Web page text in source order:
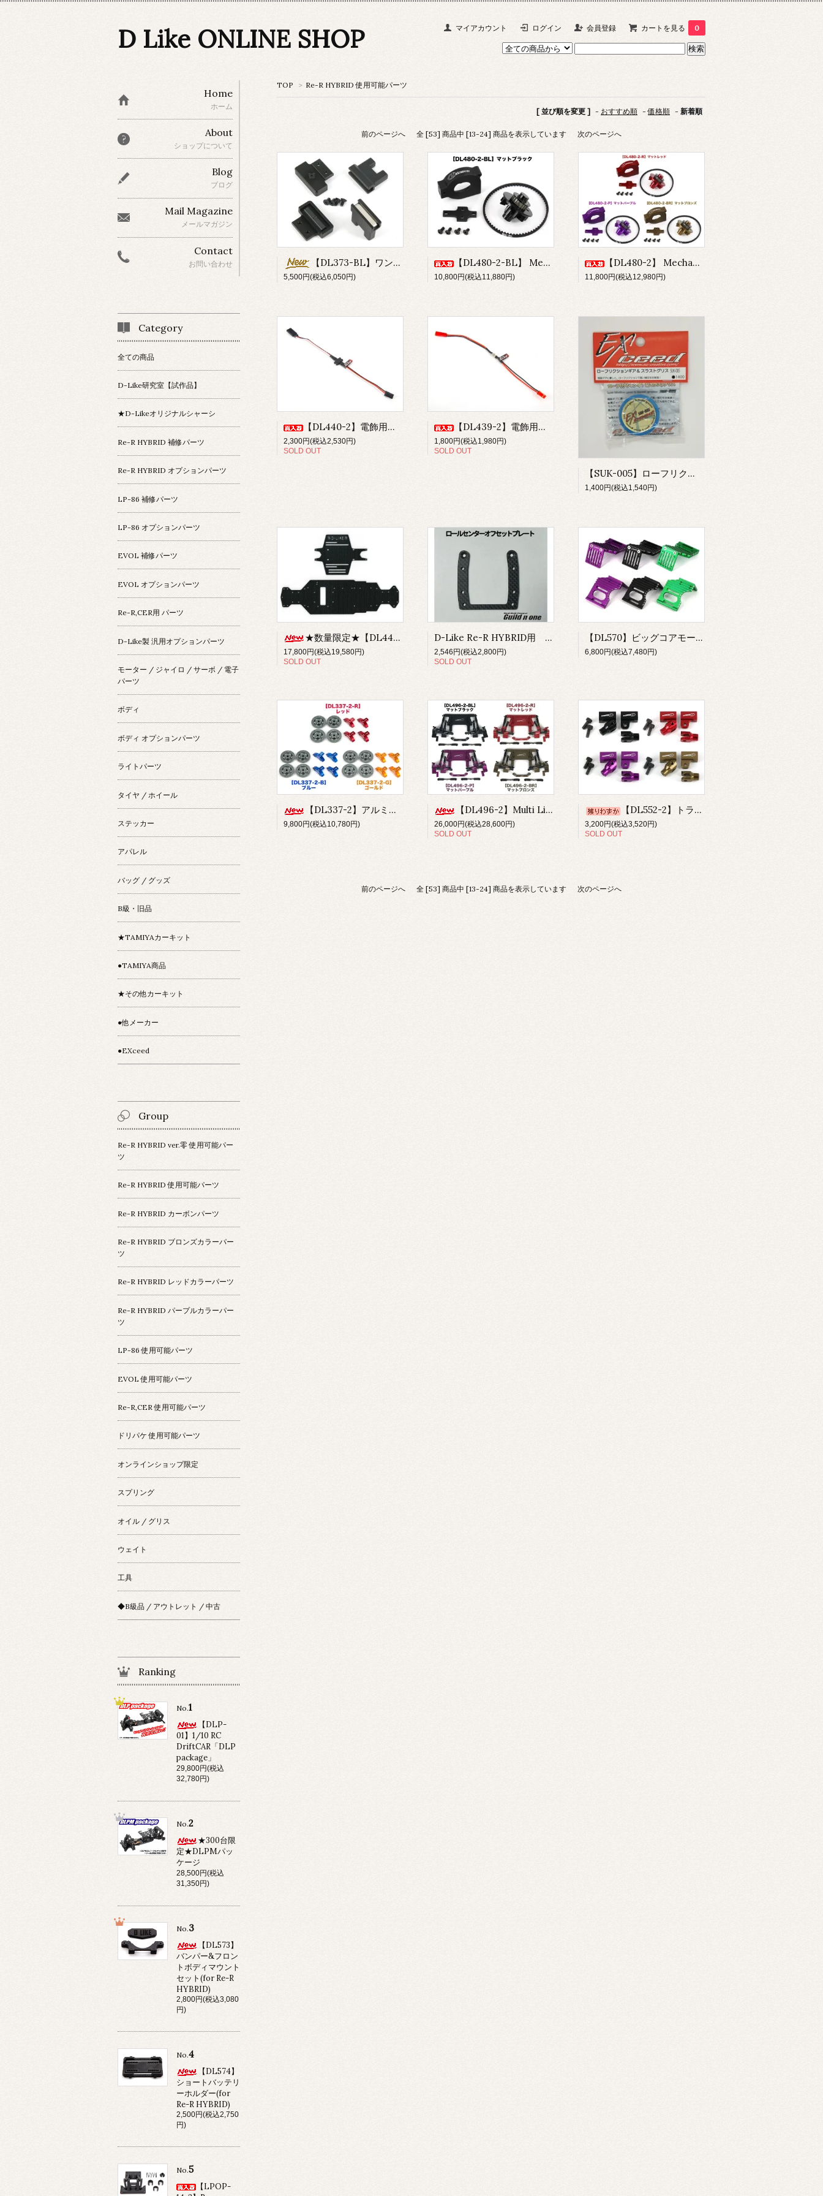
マイアカウント ログイン 会員登録 カートを見る 0
D Like ONLINE SHOP
TOP > Re-R HYBRID 使用可能パーツ
[ 並び順を変更 ] - おすすめ順 -価格順 - 新着順
前のページへ 全 [53] 商品中 [13-24] 商品を表示しています 次のページへ
【DL373-BL】ワンタッチバッテリーホルダー ver.2 マグネットポスト(マットブラック)
5,500円(税込6,050円)
【DL480-2-BL】 Mechanical Turbo Fan ver.2 (Matte Black)
10,800円(税込11,880円)
【DL480-2】 Mechanical Turbo Fan ver.2
11,800円(税込12,980円)
【DL440-2】電飾用マグネットハーネス 3P
2,300円(税込2,530円)
SOLD OUT
【DL439-2】電飾用マグネットハーネス 2P
1,800円(税込1,980円)
SOLD OUT
【SUK-005】ローフリクションギヤ&スラストグリス
1,400円(税込1,540円)
★数量限定★【DL449】メインシャーシ(ver.Zero)(-9mmショート)
17,800円(税込19,580円)
SOLD OUT
D-Like Re-R HYBRID用 ロールセンターオフセットプレート
2,546円(税込2,800円)
SOLD OUT
【DL570】ビッグコアモーターマウント&ファンベース ver.2
6,800円(税込7,480円)
【DL337-2】アルミ製 キャリパー&ローターハブ【ロゴ有り】
9,800円(税込10,780円)
【DL496-2】Multi Link Type-N
26,000円(税込28,600円)
SOLD OUT
【DL552-2】トライアングルアームブロック ver.2
3,200円(税込3,520円)
SOLD OUT
前のページへ 全 [53] 商品中 [13-24] 商品を表示しています 次のページへ
Home
ホーム
About
ショップについて
Blog
ブログ
Mail Magazine
メールマガジン
Contact
お問い合わせ
Category
全ての商品
D-Like研究室【試作品】
★D-Likeオリジナルシャーシ
Re-R HYBRID 補修パーツ
Re-R HYBRID オプションパーツ
LP-86 補修パーツ
LP-86 オプションパーツ
EVOL 補修パーツ
EVOL オプションパーツ
Re-R,CER用 パーツ
D-Like製 汎用オプションパーツ
モーター / ジャイロ / サーボ / 電子
パーツ
ボディ
ボディ オプションパーツ
ライトパーツ
タイヤ / ホイール
ステッカー
アパレル
バッグ / グッズ
B級・旧品
★TAMIYAカーキット
●TAMIYA商品
★その他カーキット
●他メーカー
●EXceed
Group
Re-R HYBRID ver.零 使用可能パー
ツ
Re-R HYBRID 使用可能パーツ
Re-R HYBRID カーボンパーツ
Re-R HYBRID ブロンズカラーパー
ツ
Re-R HYBRID レッドカラーパーツ
Re-R HYBRID パープルカラーパー
ツ
LP-86 使用可能パーツ
EVOL 使用可能パーツ
Re-R,CER 使用可能パーツ
ドリパケ 使用可能パーツ
オンラインショップ限定
スプリング
オイル / グリス
ウェイト
工具
◆B級品 / アウトレット / 中古
Ranking
No.1
【DLP-
01】1/10 RC
DriftCAR「DLP
package」
29,800円(税込
32,780円)
No.2
★300台限
定★DLPMパッ
ケージ
28,500円(税込
31,350円)
No.3
【DL573】
バンパー&フロン
トボディマウント
セット(for Re-R
HYBRID)
2,800円(税込3,080
円)
No.4
【DL574】
ショートバッテリ
ーホルダー(for
Re-R HYBRID)
2,500円(税込2,750
円)
No.5
【LPOP-